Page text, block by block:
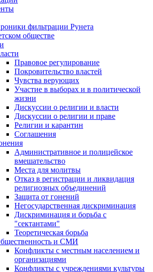
фильтрации Рунета
обществе
Правовое регулирование
Покровительство властей
Чувства верующих
Участие в выборах и в политической
жизни
Дискуссии о религии и власти
Дискуссии о религии и праве
Религии и карантин
Соглашения
Административное и полицейское
вмешательство
Места для молитвы
Отказ в регистрации и ликвидация
религиозных объединений
Защита от гонений
Негосударственная дискриминация
Дискриминация и борьба с
"сектантами"
Теоретическая борьба
и СМИ
Конфликты с местным населением и
организациями
Конфликты с учреждениями культуры